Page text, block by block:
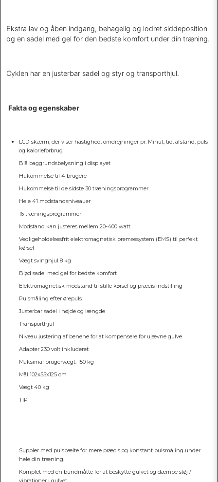
Ekstra lav og åben indgang, behagelig og lodret siddeposition
og en sadel med gel for den bedste komfort under din træning.
Cyklen har en justerbar sadel og styr og transporthjul.
Fakta og egenskaber
LCD-skærm, der viser hastighed, omdrejninger pr. Minut, tid, afstand, puls
og kalorieforbrug
Blå baggrundsbelysning i displayet
Hukommelse til 4 brugere
Hukommelse til de sidste 30 træningsprogrammer
Hele 41 modstandsniveauer
16 træningsprogrammer
Modstand kan justeres mellem 20-400 watt
Vedligeholdelsesfrit elektromagnetisk bremsesystem (EMS) til perfekt
kørsel
Vægt svinghjul 8 kg
Blød sadel med gel for bedste komfort
Elektromagnetisk modstand til stille kørsel og præcis indstilling
Pulsmåling efter ørepuls
Justerbar sadel i højde og længde
Transporthjul
Niveau justering af benene for at kompensere for ujævne gulve
Adapter 230 volt inkluderet
Maksimal brugervægt: 150 kg
Mål 102x55x125 cm
Vægt 40 kg
TIP
Suppler med pulsbælte for mere præcis og konstant pulsmåling under
hele din træning.
Komplet med en bundmåtte for at beskytte gulvet og dæmpe støj /